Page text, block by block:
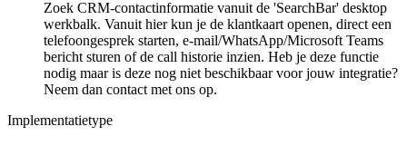
Zoek CRM-contactinformatie vanuit de 'SearchBar' desktop
werkbalk. Vanuit hier kun je de klantkaart openen, direct een
telefoongesprek starten, e-mail/WhatsApp/Microsoft Teams
bericht sturen of de call historie inzien. Heb je deze functie
nodig maar is deze nog niet beschikbaar voor jouw integratie?
Neem dan contact met ons op.
Implementatietype